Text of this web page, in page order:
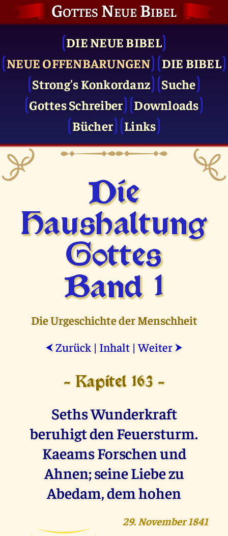
Gottes Neue Bibel
DIE NEUE BIBEL
NEUE OFFENBARUNGEN
DIE BIBEL
Strong's Konkordanz
Suche
Gottes Schreiber
Downloads
Bücher
Links
Die
Haushaltung
Gottes
Band 1
Die Urgeschichte der Menschheit
⮜ Zurück | Inhalt |Weiter ⮞
- Kapitel 163 -
Seths Wunderkraft
beruhigt den Feuersturm.
Kaeams Forschen und
Ahnen; seine Liebe zu
Abedam, dem hohen
29. November 1841